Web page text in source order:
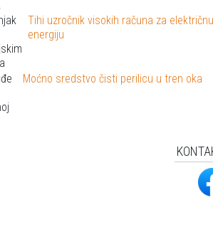
Tihi uzročnik visokih računa za električnu
energiju
Moćno sredstvo čisti perilicu u tren oka